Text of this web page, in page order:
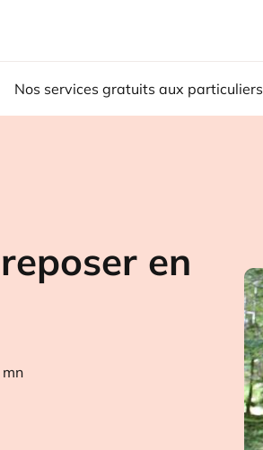
Nos services gratuits aux particuliers
en
mn